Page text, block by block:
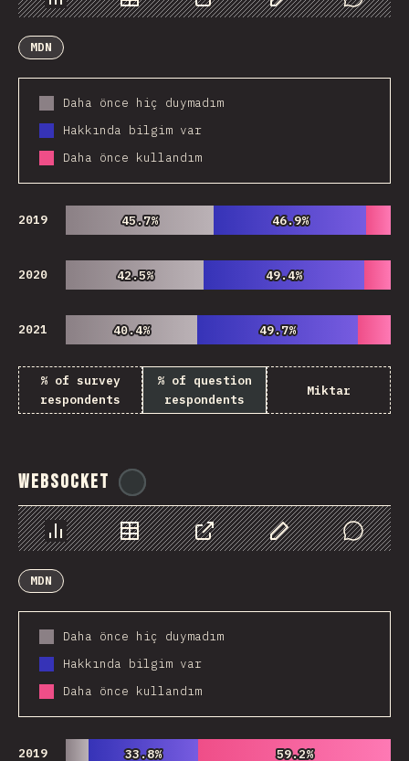
Chart Data Share Customize Data
Comments
MDN
Daha önce hiç duymadım
Hakkında bilgim var
Daha önce kullandım
2019 45.7%
45.7% 46.9%
46.9%
2020 42.5%
42.5% 49.4%
49.4%
2021 40.4%
40.4% 49.7%
49.7%
% of survey
respondents
% of question
respondents
Miktar
WebSocket
Chart Data Share Customize Data
Comments
MDN
Daha önce hiç duymadım
Hakkında bilgim var
Daha önce kullandım
2019 33.8%
33.8% 59.2%
59.2%